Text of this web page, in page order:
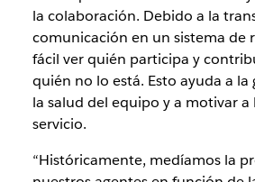
la colaboración. Debido a la
comunicación en un sistema de
fácil ver quién participa y
quién no lo está. Esto ayuda a la
la salud del equipo y a motivar a
servicio.
“Históricamente, medíamos la